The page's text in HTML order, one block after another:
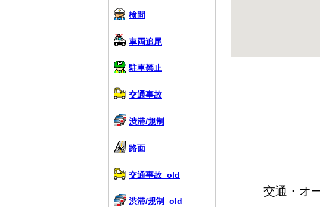
交通・オ
検問
車両追尾
駐車禁止
交通事故
渋滞/規制
路面
交通事故_old
渋滞/規制_old